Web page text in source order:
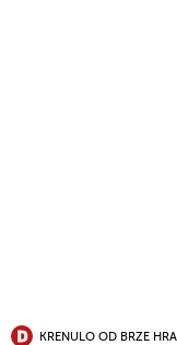
KRENULO OD BRZE